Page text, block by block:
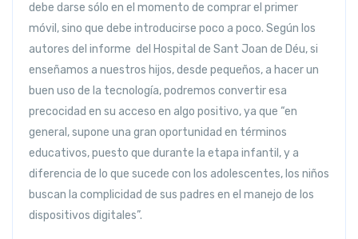
debe darse sólo en el momento de comprar el primer
móvil, sino que debe introducirse poco a poco. Según los
autores del informe del Hospital de Sant Joan de Déu, si
enseñamos a nuestros hijos, desde pequeños, a hacer un
buen uso de la tecnología, podremos convertir esa
precocidad en su acceso en algo positivo, ya que “en
general, supone una gran oportunidad en términos
educativos, puesto que durante la etapa infantil, y a
diferencia de lo que sucede con los adolescentes, los niños
buscan la complicidad de sus padres en el manejo de los
dispositivos digitales”.